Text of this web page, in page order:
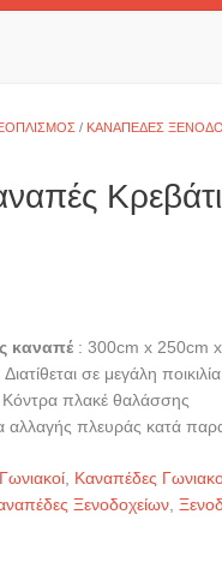
/ ΚΑΝΑΠΈΔΕΣ
καναπέ : 300cm x 250cm
Διατίθεται σε μεγάλη
Κόντρα πλακέ θαλάσσης
αλλαγής πλευράς κατά
Καναπέδες
Ξενοδοχείων ,